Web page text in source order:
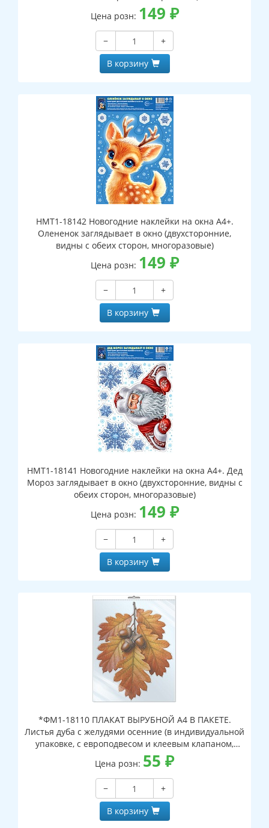
Цена розн: 149 ₽
−
+
В корзину
НМТ1-18142 Новогодние наклейки на окна А4+.
Олененок заглядывает в окно (двухсторонние,
видны с обеих сторон, многоразовые)
Цена розн: 149 ₽
−
+
В корзину
НМТ1-18141 Новогодние наклейки на окна А4+. Дед
Мороз заглядывает в окно (двухсторонние, видны с
обеих сторон, многоразовые)
Цена розн: 149 ₽
−
+
В корзину
*ФМ1-18110 ПЛАКАТ ВЫРУБНОЙ А4 В ПАКЕТЕ.
Листья дуба с желудями осенние (в индивидуальной
упаковке, с европодвесом и клеевым клапаном,
двухсторонний, ВД-лак)
Цена розн: 55 ₽
−
+
В корзину